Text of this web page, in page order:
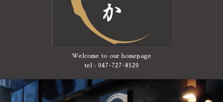
Welcome to our homepage
tel : 047-727-8120